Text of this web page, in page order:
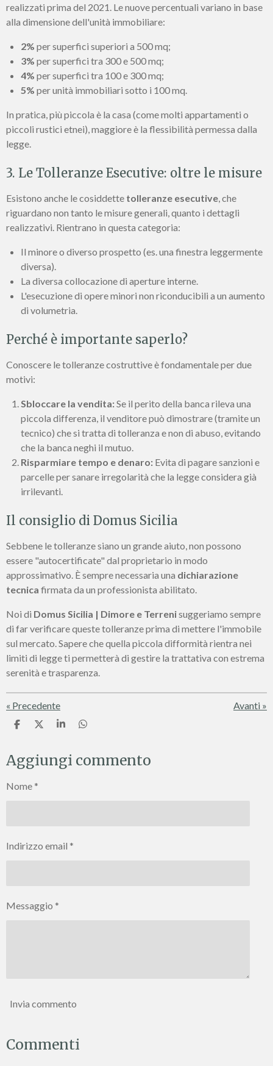
realizzati prima del 2021. Le nuove percentuali variano in base
alla dimensione dell'unità immobiliare:
2% per superfici superiori a 500 mq;
3% per superfici tra 300 e 500 mq;
4% per superfici tra 100 e 300 mq;
5% per unità immobiliari sotto i 100 mq.
In pratica, più piccola è la casa (come molti appartamenti o
piccoli rustici etnei), maggiore è la flessibilità permessa dalla
legge.
3. Le Tolleranze Esecutive: oltre le misure
Esistono anche le cosiddette tolleranze esecutive , che
riguardano non tanto le misure generali, quanto i dettagli
realizzativi. Rientrano in questa categoria:
Il minore o diverso prospetto (es. una finestra leggermente
diversa).
La diversa collocazione di aperture interne.
L'esecuzione di opere minori non riconducibili a un aumento
di volumetria.
Perché è importante saperlo?
Conoscere le tolleranze costruttive è fondamentale per due
motivi:
Sbloccare la vendita:Se il perito della banca rileva una
piccola differenza, il venditore può dimostrare (tramite un
tecnico) che si tratta di tolleranza e non di abuso, evitando
che la banca neghi il mutuo.
Risparmiare tempo e denaro: Evita di pagare sanzioni e
parcelle per sanare irregolarità che la legge considera già
irrilevanti.
Il consiglio di Domus Sicilia
Sebbene le tolleranze siano un grande aiuto, non possono
essere "autocertificate" dal proprietario in modo
approssimativo. È sempre necessaria una dichiarazione
tecnica firmata da un professionista abilitato.
Noi di Domus Sicilia | Dimore e Terrenisuggeriamo sempre
di far verificare queste tolleranze prima di mettere l'immobile
sul mercato. Sapere che quella piccola difformità rientra nei
limiti di legge ti permetterà di gestire la trattativa con estrema
serenità e trasparenza.
« Precedente Avanti »
C
d
i
i
C
d
i
C
d
i
C
d
i
Aggiungi commento
Nome *
Indirizzo email *
Messaggio *
Invia commento
Commenti